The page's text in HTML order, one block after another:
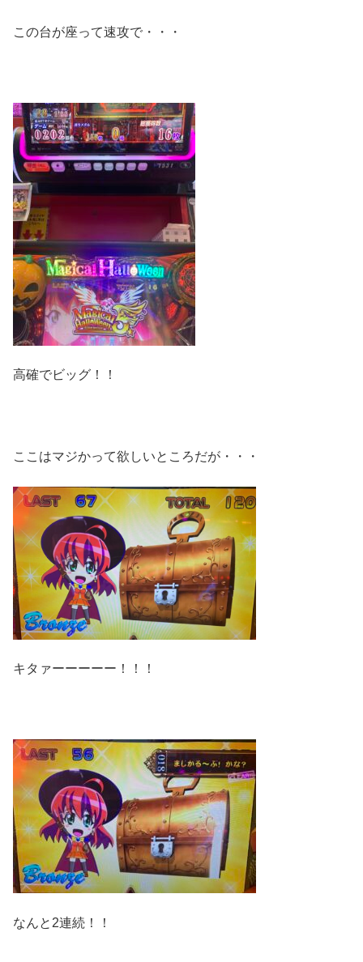
この台が座って速攻で・・・
高確でビッグ！！
ここはマジかって欲しいところだが・・・
キタァーーーーー！！！
なんと2連続！！